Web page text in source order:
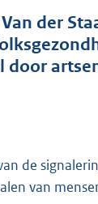
der
door
de
van